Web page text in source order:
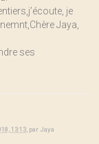
je
Jaya,
ses
13:13 parJaya